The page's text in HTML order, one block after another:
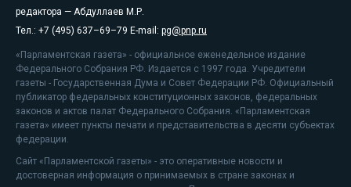
редактора — Абдуллаев М.Р.
Тел.: +7 (495) 637–69–79 E-mail: pg@pnp.ru
«Парламентская газета» - официальное еженедельное издание
Федерального Собрания РФ. Издается с 1997 года. Учредители
газеты - Государственная Дума и Совет Федерации РФ. Официальный
публикатор федеральных конституционных законов, федеральных
законов и актов палат Федерального Собрания. «Парламентская
газета» имеет пункты печати и представительства в десяти субъектах
федерации.
Сайт «Парламентской газеты» - это оперативные новости и
достоверная информация о принимаемых в стране законах и